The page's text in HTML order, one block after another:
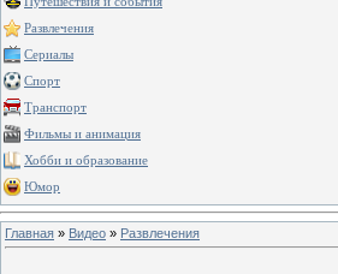
Развлечения
Сериалы
Спорт
Транспорт
Фильмы и анимация
Хобби и образование
Юмор
Главная » Видео » Развлечения